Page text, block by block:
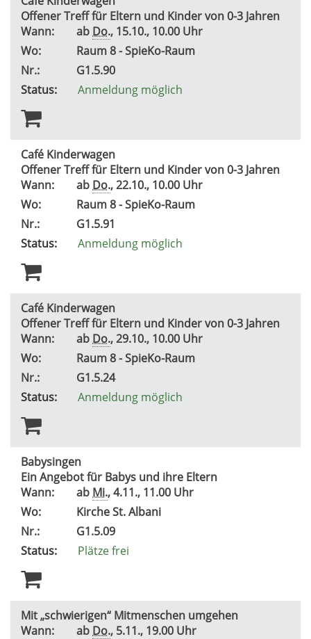
Offener Treff für Eltern und Kinder von 0-3 Jahren
Wann:
ab Do., 15.10., 10.00 Uhr
Wo:
Raum 8 - SpieKo-Raum
Nr.:
G1.5.90
Status:
Anmeldung möglich
Café Kinderwagen
Offener Treff für Eltern und Kinder von 0-3 Jahren
Wann:
ab Do., 22.10., 10.00 Uhr
Wo:
Raum 8 - SpieKo-Raum
Nr.:
G1.5.91
Status:
Anmeldung möglich
Café Kinderwagen
Offener Treff für Eltern und Kinder von 0-3 Jahren
Wann:
ab Do., 29.10., 10.00 Uhr
Wo:
Raum 8 - SpieKo-Raum
Nr.:
G1.5.24
Status:
Anmeldung möglich
Babysingen
Ein Angebot für Babys und ihre Eltern
Wann:
ab Mi., 4.11., 11.00 Uhr
Wo:
Kirche St. Albani
Nr.:
G1.5.09
Status:
Plätze frei
Mit „schwierigen“ Mitmenschen umgehen
Wann:
ab Do., 5.11., 19.00 Uhr